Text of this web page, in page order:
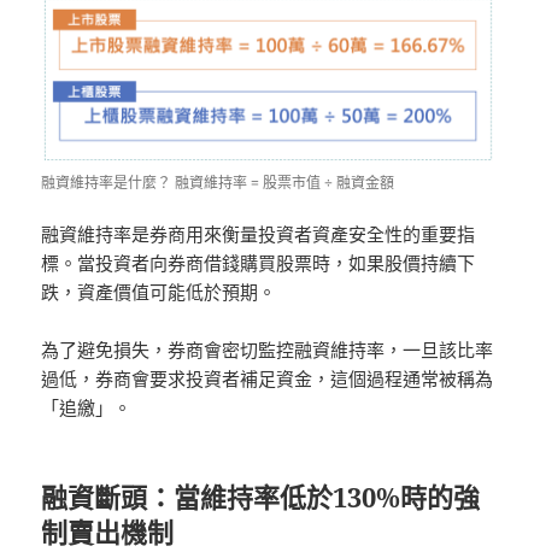
融資維持率是什麼？ 融資維持率 = 股票市值 ÷ 融資金額
融資維持率是券商用來衡量投資者資產安全性的重要指
標。當投資者向券商借錢購買股票時，如果股價持續下
跌，資產價值可能低於預期。
為了避免損失，券商會密切監控融資維持率，一旦該比率
過低，券商會要求投資者補足資金，這個過程通常被稱為
「追繳」。
融資斷頭：當維持率低於130%時的強
制賣出機制